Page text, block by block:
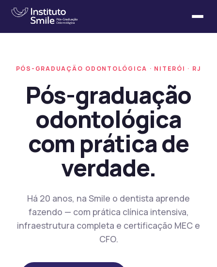
PÓS-GRADUAÇÃO ODONTOLÓGICA · NITERÓI · RJ
Pós-graduação
odontológica
com prática de
verdade.
Há 20 anos, na Smile o dentista aprende
fazendo — com prática clínica intensiva,
infraestrutura completa e certificação MEC e
CFO.